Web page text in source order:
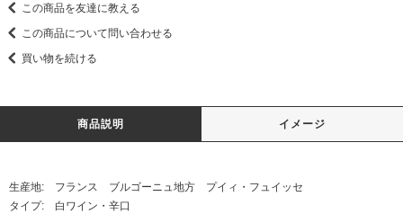
この商品を友達に教える
この商品について問い合わせる
買い物を続ける
商品説明 イメージ
生産地: フランス ブルゴーニュ地方 プイィ・フュイッセ
タイプ: 白ワイン・辛口